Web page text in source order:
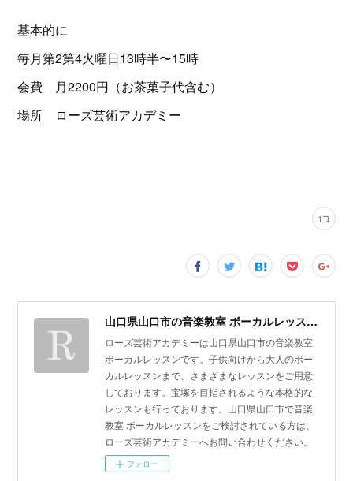
基本的に
毎月第2第4火曜日13時半〜15時
会費 月2200円（お茶菓子代含む）
場所 ローズ芸術アカデミー
山口県山口市の音楽教室 ボーカルレッスン | ローズ芸術アカデミー
ローズ芸術アカデミーは山口県山口市の音楽教室
ボーカルレッスンです。子供向けから大人のボー
カルレッスンまで、さまざまなレッスンをご用意
しております。宝塚を目指されるような本格的な
レッスンも行っております。山口県山口市で音楽
教室 ボーカルレッスンをご検討されている方は、
ローズ芸術アカデミーへお問い合わせください。
フォロー